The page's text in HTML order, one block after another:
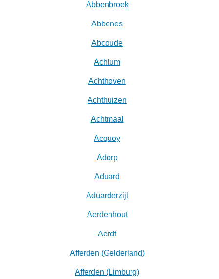
Abbenbroek
Abbenes
Abcoude
Achlum
Achthoven
Achthuizen
Achtmaal
Acquoy
Adorp
Aduard
Aduarderzijl
Aerdenhout
Aerdt
Afferden (Gelderland)
Afferden (Limburg)